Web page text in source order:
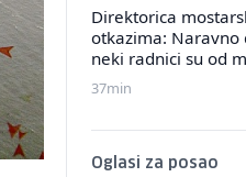
Direktorica
otkazima: Naravno
neki radnici su od
37min
Oglasi za posao